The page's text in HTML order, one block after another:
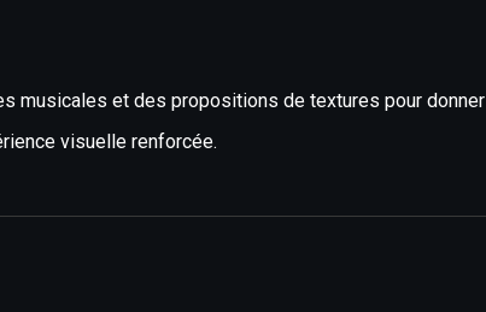
musicales et des propositions de textures pour donner
visuelle renforcée.